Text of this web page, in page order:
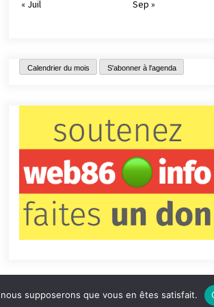
« Juil
Sep »
Calendrier du mois S'abonner à l'agenda
Qui sommes-nous ? Informations
supposerons que vous en êtes satisfait.